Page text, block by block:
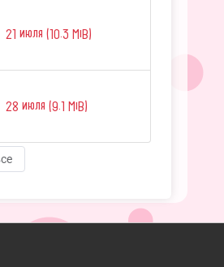
21 июля (10.3 MiB)
28 июля (9.1 MiB)